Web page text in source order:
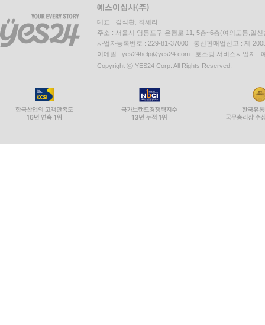
대표 : 김석환, 최세라
주소 : 서울시 영등포구 은행로 11, 5층~6층(여의도동,일신
사업자등록번호 : 229-81-37000 통신판매업신고 : 제
이메일 : yes24help@yes24.com 호스팅 서비스사업자 :
Copyright ⓒ YES24 Corp. All Rights Reserved.